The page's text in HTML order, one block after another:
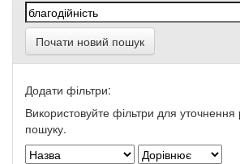
Почати новий пошук
Додати фільтри:
Використовуйте фільтри для уточнення
пошуку.